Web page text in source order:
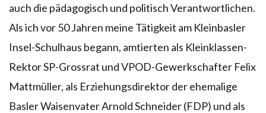
auch die pädagogisch und politisch Verantwortlichen.
Als ich vor 50 Jahren meine Tätigkeit am Kleinbasler
Insel-Schulhaus begann, amtierten als Kleinklassen-
Rektor SP-Grossrat und VPOD-Gewerkschafter Felix
Mattmüller, als Erziehungsdirektor der ehemalige
Basler Waisenvater Arnold Schneider (FDP) und als